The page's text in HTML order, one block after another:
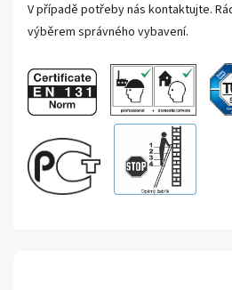
V případě potřeby nás kontaktujte.
výběrem správného vybavení.